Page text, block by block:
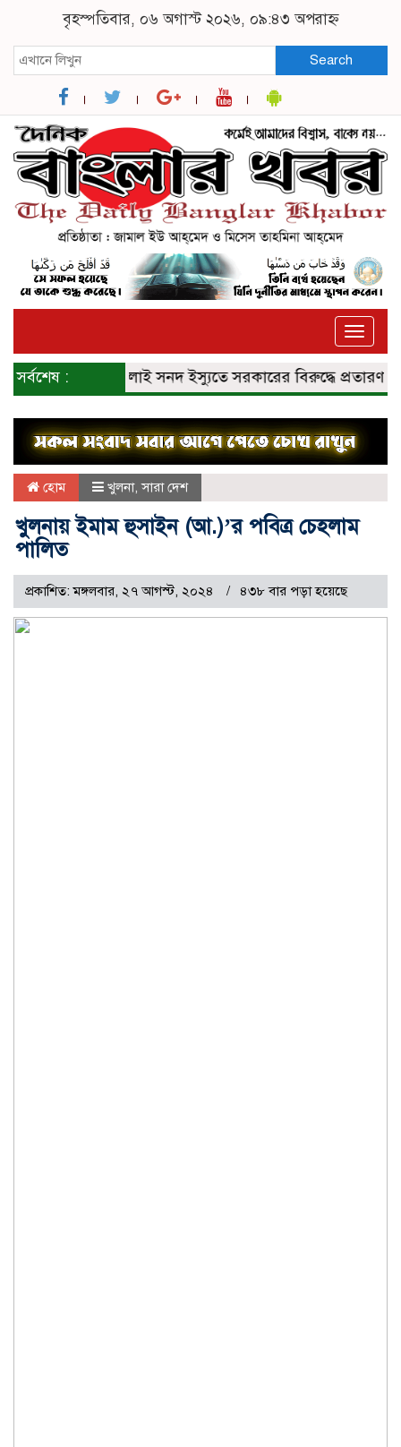
বৃহস্পতিবার, ০৬ অগাস্ট ২০২৬, ০৯:৪৩ অপরাহ্ন
Search
Toggle
সর্বশেষ : জুলাই সনদ ইস্যুতে সরকারের বিরুদ্ধে প্রতারণার
হোম খুলনা,সারা দেশ
খুলনায় ইমাম হুসাইন (আ.)’র পবিত্র চেহলাম
পালিত
প্রকাশিত: মঙ্গলবার, ২৭ আগস্ট, ২০২৪ ৪৩৮ বার পড়া হয়েছে